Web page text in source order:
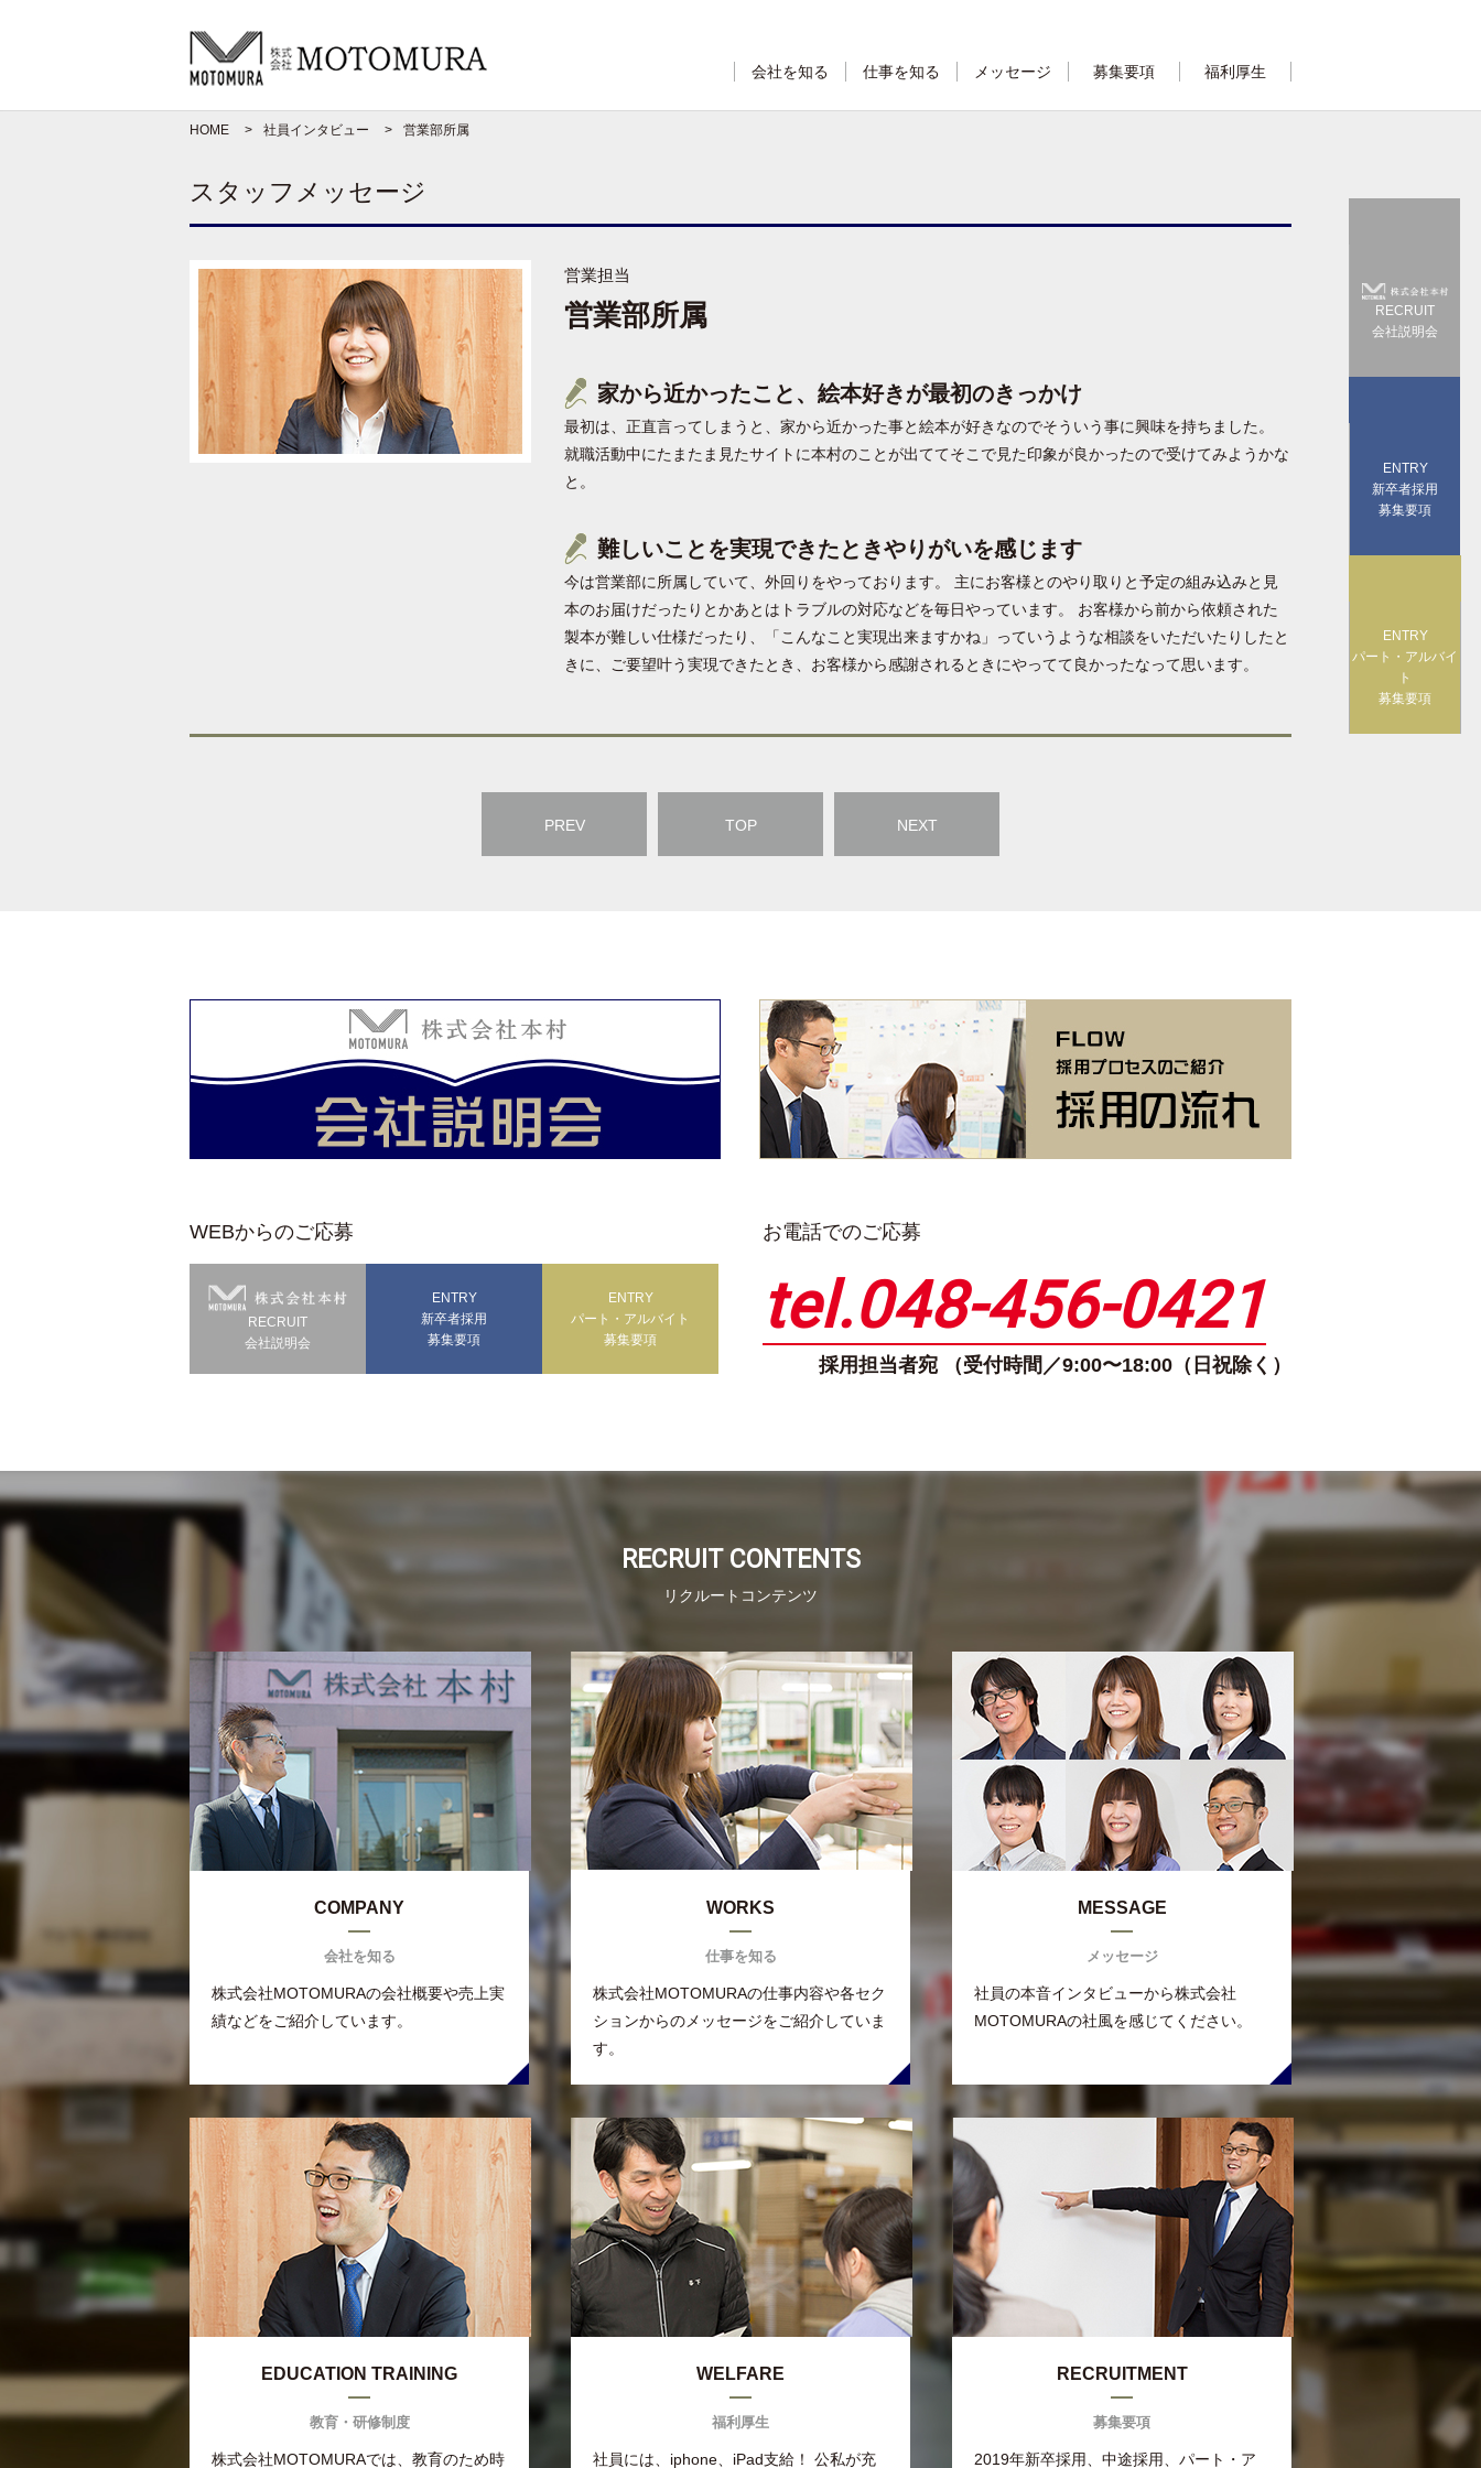
会社を知る 仕事を知る メッセージ 募集要項 福利厚生
RECRUIT
会社説明会
ENTRY
新卒者採用
募集要項
ENTRY
パート・アルバイ
ト
募集要項
HOME 社員インタビュー 営業部所属
スタッフメッセージ
営業担当
営業部所属
家から近かったこと、絵本好きが最初のきっかけ
最初は、正直言ってしまうと、家から近かった事と絵本が好きなのでそういう事に興味を持ちました。
就職活動中にたまたま見たサイトに本村のことが出ててそこで見た印象が良かったので受けてみようかな
と。
難しいことを実現できたときやりがいを感じます
今は営業部に所属していて、外回りをやっております。 主にお客様とのやり取りと予定の組み込みと見
本のお届けだったりとかあとはトラブルの対応などを毎日やっています。 お客様から前から依頼された
製本が難しい仕様だったり、「こんなこと実現出来ますかね」っていうような相談をいただいたりしたと
きに、ご要望叶う実現できたとき、お客様から感謝されるときにやってて良かったなって思います。
PREV TOP NEXT
WEBからのご応募
RECRUIT
会社説明会
ENTRY
新卒者採用
募集要項
ENTRY
パート・アルバイト
募集要項
お電話でのご応募
tel.048-456-0421
採用担当者宛 （受付時間／9:00〜18:00（日祝除く）
RECRUIT CONTENTS
リクルートコンテンツ
COMPANY
会社を知る
株式会社MOTOMURAの会社概要や売上実
績などをご紹介しています。
WORKS
仕事を知る
株式会社MOTOMURAの仕事内容や各セク
ションからのメッセージをご紹介していま
す。
MESSAGE
メッセージ
社員の本音インタビューから株式会社
MOTOMURAの社風を感じてください。
EDUCATION TRAINING
教育・研修制度
株式会社MOTOMURAでは、教育のため時
WELFARE
福利厚生
社員には、iphone、iPad支給！ 公私が充
RECRUITMENT
募集要項
2019年新卒採用、中途採用、パート・ア